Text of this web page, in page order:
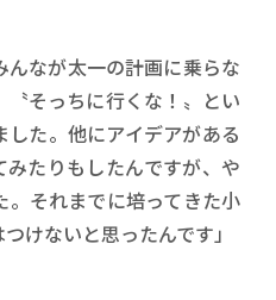
んなが太一の計画に乗らな
そっちに行くな！〟とい
た。他にアイデアがある
たりもしたんですが、や
それまでに培ってきた小
けないと思ったんです」